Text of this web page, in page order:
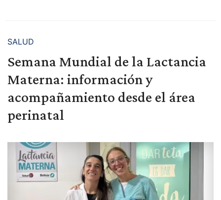
SALUD
Semana Mundial de la Lactancia
Materna: información y
acompañamiento desde el área
perinatal